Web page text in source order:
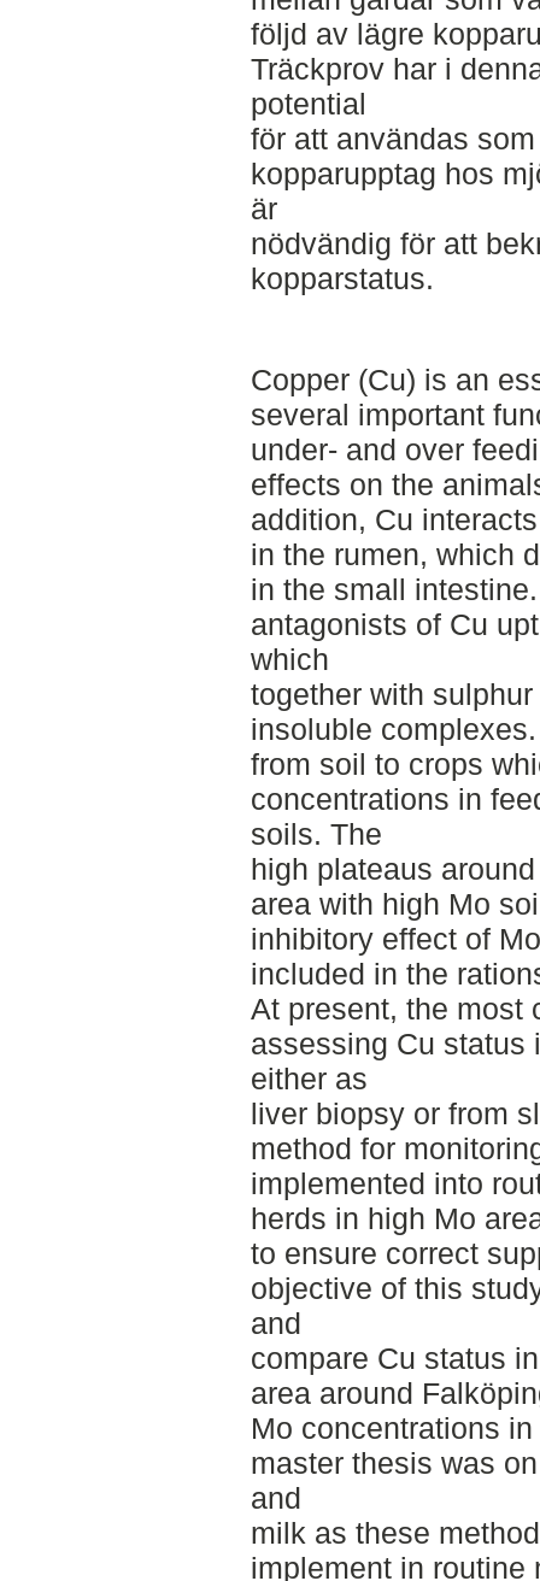
följd av lägre
Träckprov har i
potential
för att användas
kopparupptag hos
är
nödvändig för att
kopparstatus.
Copper (Cu) is an
several important
under- and over
effects on the
addition, Cu
in the rumen, which
in the small
antagonists of Cu
which
together with
insoluble
from soil to crops
concentrations in
soils. The
high plateaus
area with high Mo
inhibitory effect of
included in the
At present, the most
assessing Cu status
either as
liver biopsy or from
method for
implemented into
herds in high Mo
to ensure correct
objective of this
and
compare Cu status
area around
Mo concentrations
master thesis was
and
milk as these
implement in routine